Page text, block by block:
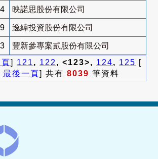
映諾思股份有限公司
逸緯投資股份有限公司
豐新參專案貳股份有限公司
頁] 121 , 122 , <123>, 124, 125 [
最後一頁] 共有 8039 筆資料